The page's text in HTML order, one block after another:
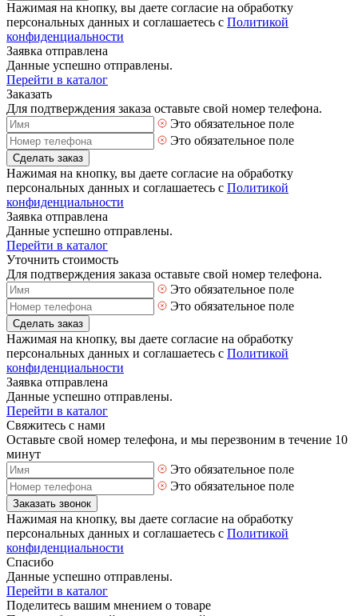
Нажимая на кнопку, вы даете согласие на обработку
персональных данных и соглашаетесь с Политикой
конфиденциальности
Заявка отправлена
Данные успешно отправлены.
Перейти в каталог
Заказать
Для подтверждения заказа оставьте свой номер телефона.
Это обязательное поле
Это обязательное поле
Сделать заказ
Нажимая на кнопку, вы даете согласие на обработку
персональных данных и соглашаетесь с Политикой
конфиденциальности
Заявка отправлена
Данные успешно отправлены.
Перейти в каталог
Уточнить стоимость
Для подтверждения заказа оставьте свой номер телефона.
Это обязательное поле
Это обязательное поле
Сделать заказ
Нажимая на кнопку, вы даете согласие на обработку
персональных данных и соглашаетесь с Политикой
конфиденциальности
Заявка отправлена
Данные успешно отправлены.
Перейти в каталог
Свяжитесь с нами
Оставьте свой номер телефона, и мы перезвоним в течение 10
минут
Это обязательное поле
Это обязательное поле
Заказать звонок
Нажимая на кнопку, вы даете согласие на обработку
персональных данных и соглашаетесь с Политикой
конфиденциальности
Спасибо
Данные успешно отправлены.
Перейти в каталог
Поделитесь вашим мнением о товаре